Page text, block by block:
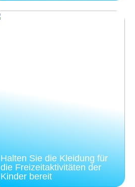
Halten Sie die Kleidung für
die Freizeitaktivitäten der
Kinder bereit